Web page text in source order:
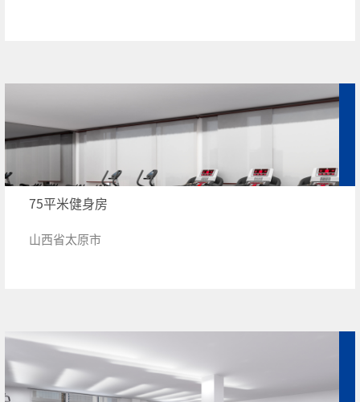
75平米健身房
山西省太原市